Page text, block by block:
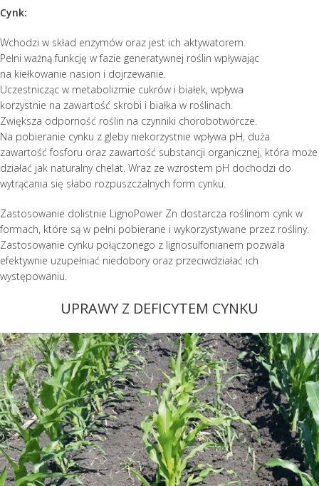
Cynk:
Wchodzi w skład enzymów oraz jest ich aktywatorem.
Pełni ważną funkcję w fazie generatywnej roślin wpływając
na kiełkowanie nasion i dojrzewanie.
Uczestnicząc w metabolizmie cukrów i białek, wpływa
korzystnie na zawartość skrobi i białka w roślinach.
Zwiększa odporność roślin na czynniki chorobotwórcze.
Na pobieranie cynku z gleby niekorzystnie wpływa pH, duża
zawartość fosforu oraz zawartość substancji organicznej, która może
działać jak naturalny chelat. Wraz ze wzrostem pH dochodzi do
wytrącania się słabo rozpuszczalnych form cynku.
Zastosowanie dolistnie LignoPower Zn dostarcza roślinom cynk w
formach, które są w pełni pobierane i wykorzystywane przez rośliny.
Zastosowanie cynku połączonego z lignosulfonianem pozwala
efektywnie uzupełniać niedobory oraz przeciwdziałać ich
występowaniu.
UPRAWY Z DEFICYTEM CYNKU